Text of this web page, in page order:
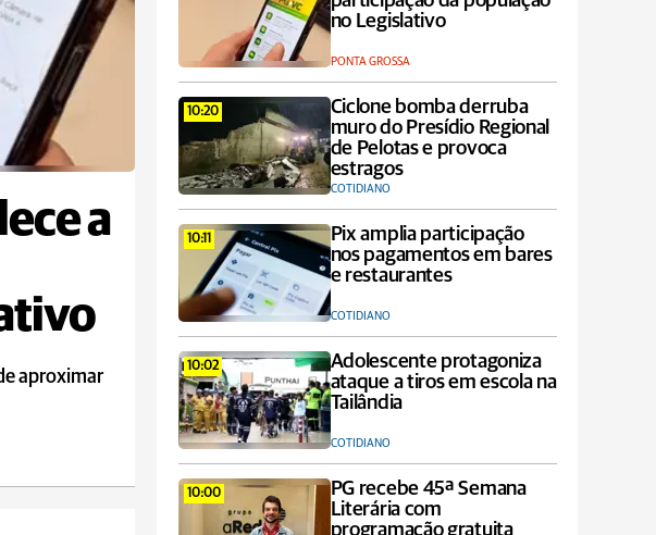
a
aproximar
no Legislativo
PONTA GROSSA
10:20
Ciclone bomba derruba
muro do Presídio Regional
de Pelotas e provoca
estragos
COTIDIANO
10:11
Pix amplia participação
nos pagamentos em bares
e restaurantes
COTIDIANO
10:02
Adolescente protagoniza
ataque a tiros em escola na
Tailândia
COTIDIANO
10:00
PG recebe 45ª Semana
Literária com
programação gratuita